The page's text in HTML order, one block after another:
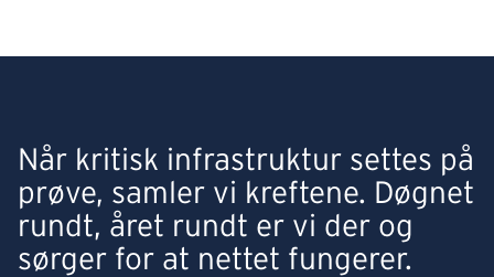
Når kritisk infrastruktur settes på
prøve, samler vi kreftene. Døgnet
rundt, året rundt er vi der og
sørger for at nettet fungerer.